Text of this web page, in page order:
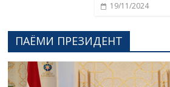
19/11/2024
ПАЁМИ ПРЕЗИДЕНТ